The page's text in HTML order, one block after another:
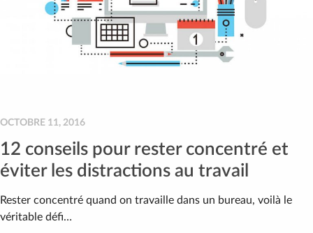
OCTOBRE 11, 2016
12 conseils pour rester concentré et
éviter les distractions au travail
Rester concentré quand on travaille dans un bureau, voilà le
véritable défi…